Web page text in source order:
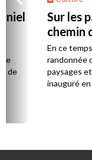
de
Sur les
chemin
En ce
randonnée
paysages
inauguré